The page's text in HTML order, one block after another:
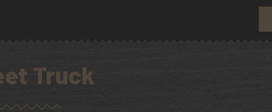
Truck